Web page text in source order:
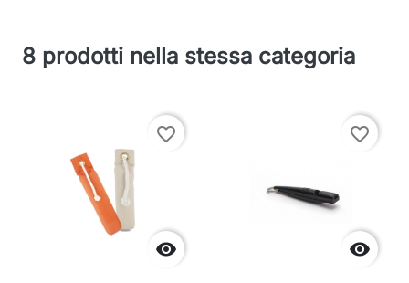
8 prodotti nella stessa categoria

favorite_border

favorite_border